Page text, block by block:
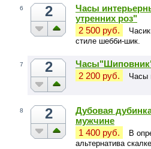
6 2
Часы
утренних роз"
2 500 руб.
стиле шебби-шик.
7 2
2 200 руб.
Часы
8 2
Дубовая
мужчине
1 400 руб.
В
альтернатива